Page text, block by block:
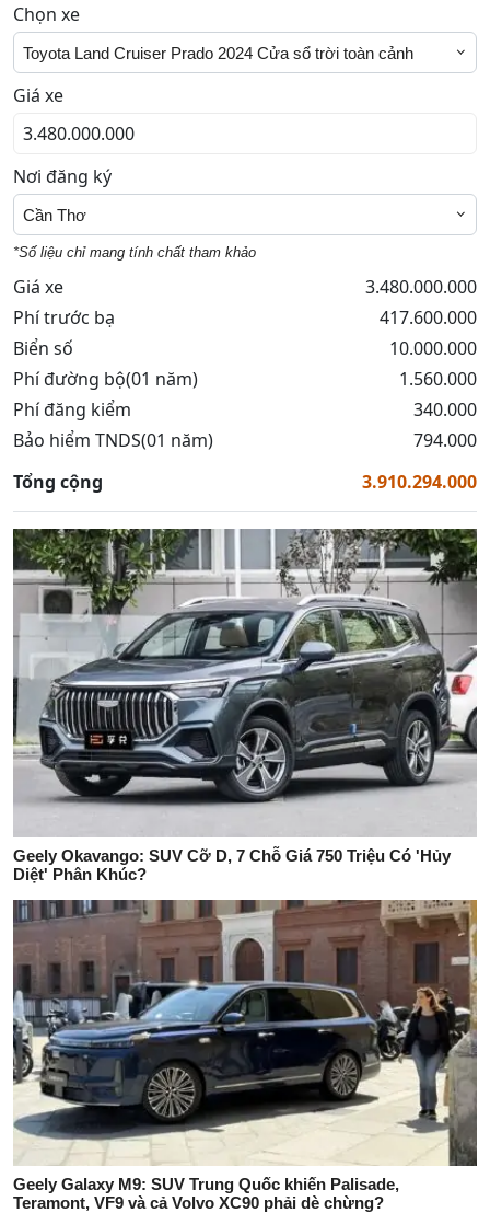
Chọn xe
Toyota Land Cruiser Prado 2024 Cửa sổ trời toàn cảnh
Giá xe
Nơi đăng ký
Cần Thơ
*Số liệu chỉ mang tính chất tham khảo
Giá xe
3.480.000.000
Phí trước bạ
417.600.000
Biển số
10.000.000
Phí đường bộ(01 năm)
1.560.000
Phí đăng kiểm
340.000
Bảo hiểm TNDS(01 năm)
794.000
Tổng cộng
3.910.294.000
Geely Okavango: SUV Cỡ D, 7 Chỗ Giá 750 Triệu Có 'Hủy
Diệt' Phân Khúc?
Geely Galaxy M9: SUV Trung Quốc khiến Palisade,
Teramont, VF9 và cả Volvo XC90 phải dè chừng?